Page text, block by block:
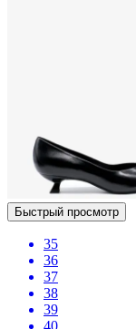
Быстрый просмотр
35
36
37
38
39
40